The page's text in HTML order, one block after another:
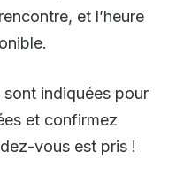
et l’heure
indiquées pour
et confirmez
vous est pris !